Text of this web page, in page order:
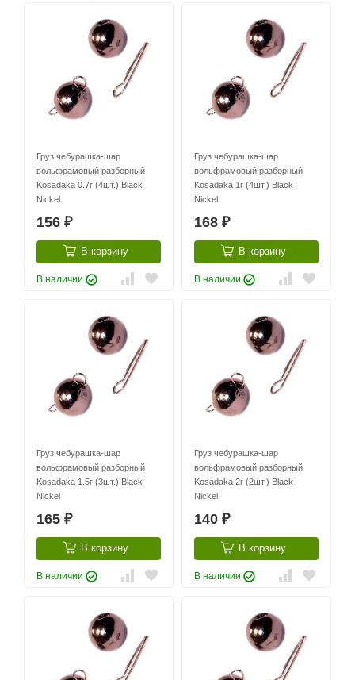
Груз чебурашка-шар
вольфрамовый разборный
Kosadaka 0.7г (4шт.) Black
Nickel
156 ₽
В корзину
В наличии
Груз чебурашка-шар
вольфрамовый разборный
Kosadaka 1г (4шт.) Black
Nickel
168 ₽
В корзину
В наличии
Груз чебурашка-шар
вольфрамовый разборный
Kosadaka 1.5г (3шт.) Black
Nickel
165 ₽
В корзину
В наличии
Груз чебурашка-шар
вольфрамовый разборный
Kosadaka 2г (2шт.) Black
Nickel
140 ₽
В корзину
В наличии